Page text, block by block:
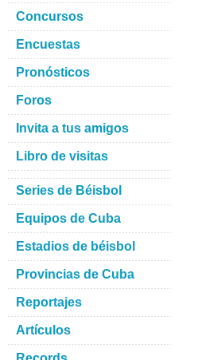
Concursos
Encuestas
Pronósticos
Foros
Invita a tus amigos
Libro de visitas
Series de Béisbol
Equipos de Cuba
Estadios de béisbol
Provincias de Cuba
Reportajes
Artículos